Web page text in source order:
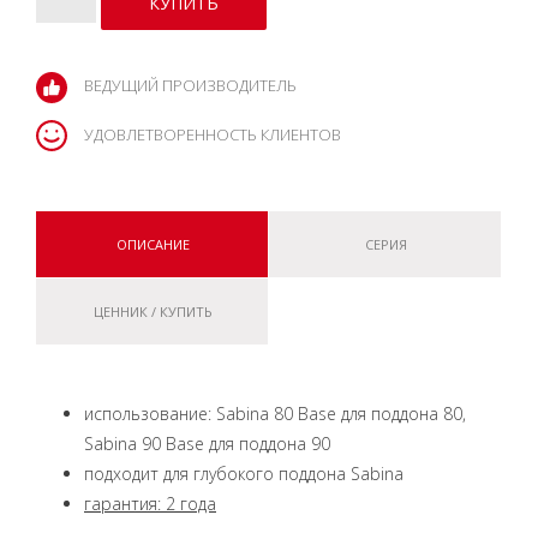
ВЕДУЩИЙ ПРОИЗВОДИТЕЛЬ
УДОВЛЕТВОРЕННОСТЬ КЛИЕНТОВ
ОПИСАНИЕ СЕРИЯ
ЦЕННИК / КУПИТЬ
использование: Sabina 80 Base для поддона 80,
Sabina 90 Base для поддона 90
подходит для глубокого поддона Sabina
гарантия: 2 года